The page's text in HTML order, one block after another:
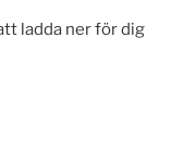
ladda ner för dig